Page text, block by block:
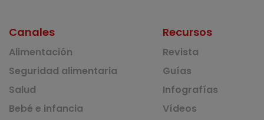
Canales
Alimentación
Seguridad alimentaria
Salud
Bebé e infancia
Recursos
Revista
Guías
Infografías
Vídeos